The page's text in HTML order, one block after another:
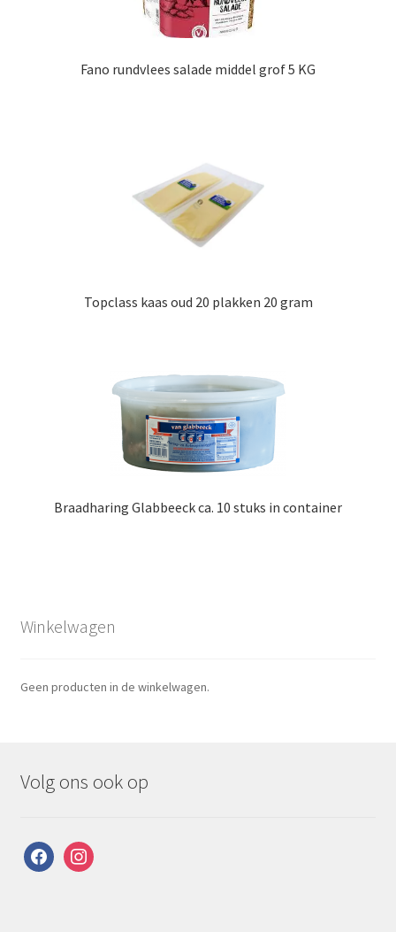
Fano rundvlees salade middel grof 5 KG
Topclass kaas oud 20 plakken 20 gram
Braadharing Glabbeeck ca. 10 stuks in container
Winkelwagen
Geen producten in de winkelwagen.
Volg ons ook op
facebookinstagram